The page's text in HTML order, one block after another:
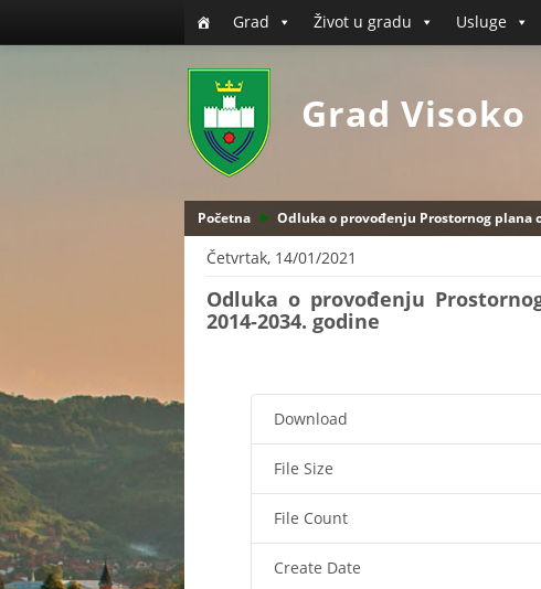
Grad Život u gradu Usluge
Grad Visoko
Početna Odluka o provođenju Prostornog plana
Četvrtak, 14/01/2021
Odluka o provođenju
2014-2034. godine
Download
File Size
File Count
Create Date